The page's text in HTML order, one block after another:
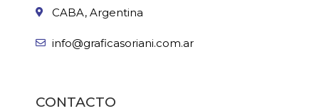
CABA, Argentina
info@graficasoriani.com.ar
CONTACTO